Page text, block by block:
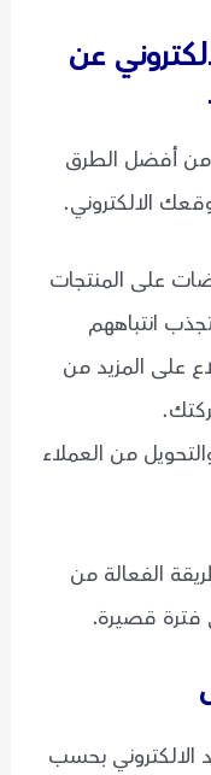
عن
من أفضل الطرق
الالكتروني.
على المنتجات
تجذب انتباههم
على المزيد من
من العملاء
الفعالة من
فترة قصيرة.
الالكتروني بحسب